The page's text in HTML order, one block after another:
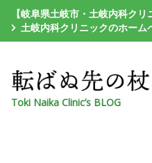
【岐阜県土岐市・土岐内科ク
土岐内科クリニックのホーム
Toki Naika Clinic’s BLOG